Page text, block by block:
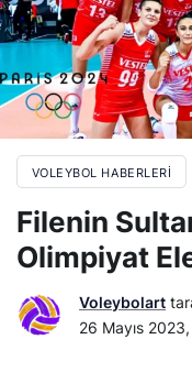
VOLEYBOL HABERLERI
Filenin
Olimpiyat
Voleybolart
26 Mayıs